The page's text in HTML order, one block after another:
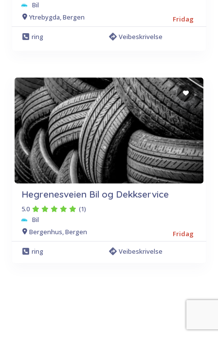
Bil
Ytrebygda, Bergen
Fridag
ring
Veibeskrivelse
Hegrenesveien Bil og Dekkservice
5.0
(1)
Bil
Bergenhus, Bergen
Fridag
ring
Veibeskrivelse